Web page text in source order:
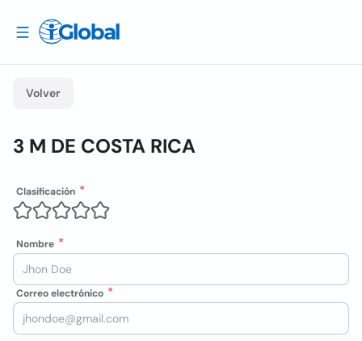
Volver
3 M DE COSTA RICA
Clasificación
Nombre
Correo electrónico